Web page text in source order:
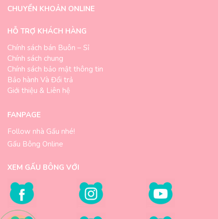
CHUYỂN KHOẢN ONLINE
HỖ TRỢ KHÁCH HÀNG
Chính sách bán Buôn – Sỉ
Chính sách chung
Chính sách bảo mật thông tin
Bảo hành Và Đổi trả
Giới thiệu & Liên hệ
FANPAGE
Follow nhà Gấu nhé!
Gấu Bông Online
XEM GẤU BÔNG VỚI